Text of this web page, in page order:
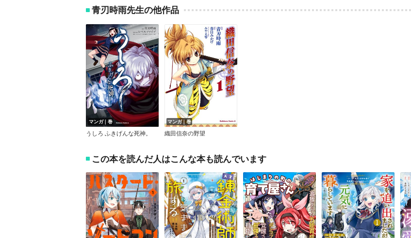
青刃時雨先生の他作品
マンガ｜巻
うしろ ふきげんな死神。
マンガ｜巻
織田信奈の野望
この本を読んだ人はこんな本も読んでいます